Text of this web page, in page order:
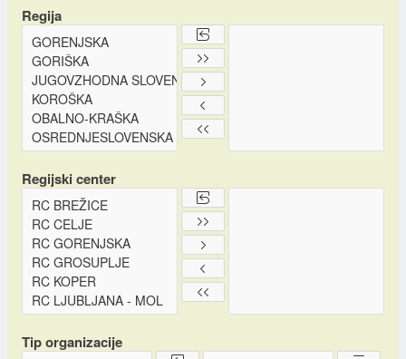
Regija
Regijski center
Tip organizacije